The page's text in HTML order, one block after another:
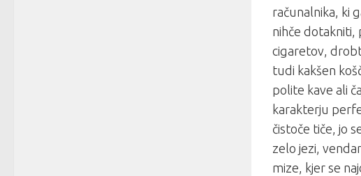
računalnika, ki
nihče dotakniti,
cigaretov,
tudi kakšen
polite kave ali
karakterju
čistoče tiče, jo
zelo jezi,
mize, kjer se